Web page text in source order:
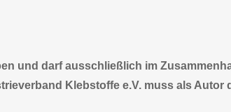
und darf ausschließlich im
Klebstoffe e.V. muss als Autor